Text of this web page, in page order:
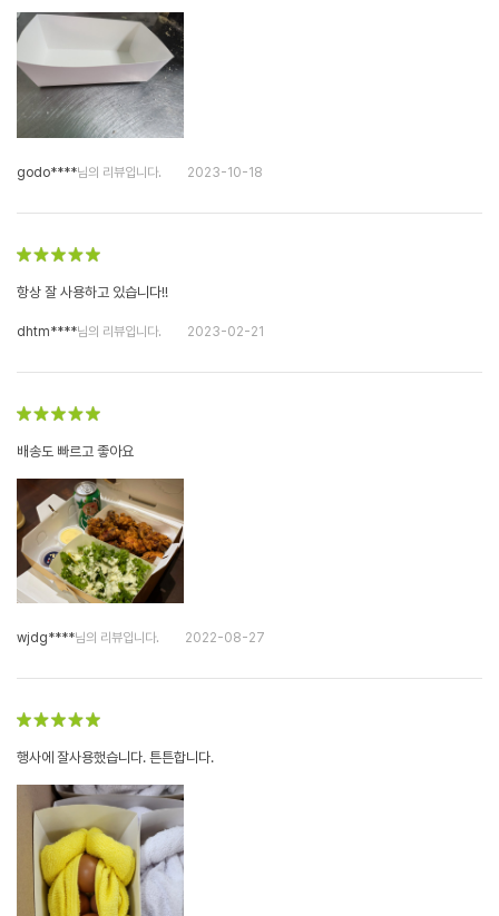
godo****님의 리뷰입니다. 2023-10-18
항상 잘 사용하고 있습니다!!
dhtm****님의 리뷰입니다. 2023-02-21
배송도 빠르고 좋아요
wjdg****님의 리뷰입니다. 2022-08-27
행사에 잘사용했습니다. 튼튼합니다.